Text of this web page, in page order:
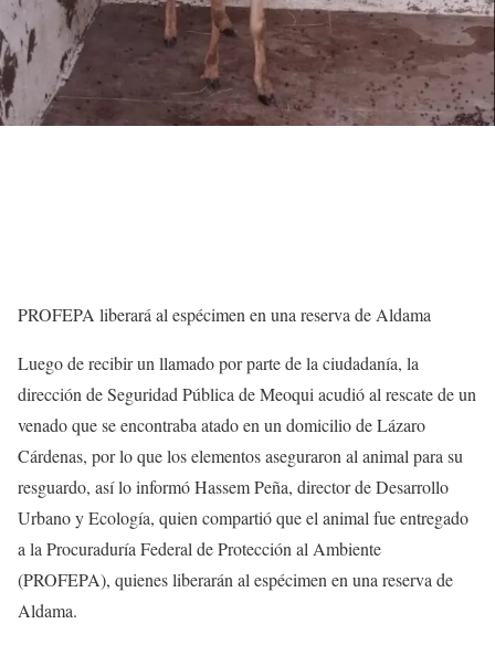
PROFEPA liberará al espécimen en una reserva de Aldama
Luego de recibir un llamado por parte de la ciudadanía, la
dirección de Seguridad Pública de Meoqui acudió al rescate de un
venado que se encontraba atado en un domicilio de Lázaro
Cárdenas, por lo que los elementos aseguraron al animal para su
resguardo, así lo informó Hassem Peña, director de Desarrollo
Urbano y Ecología, quien compartió que el animal fue entregado
a la Procuraduría Federal de Protección al Ambiente
(PROFEPA), quienes liberarán al espécimen en una reserva de
Aldama.